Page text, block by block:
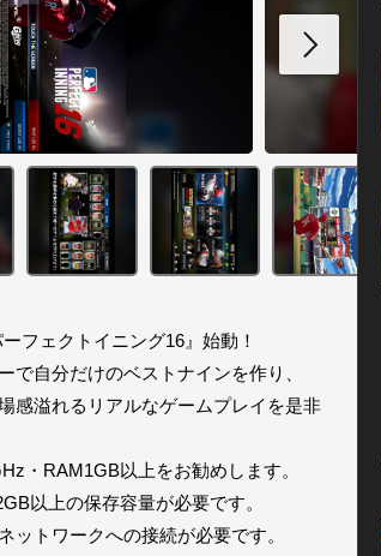
フェクトイニング16』始動！
で自分だけのベストナインを作り、
感溢れるリアルなゲームプレイを是非
・RAM1GB以上をお勧めします。
以上の保存容量が必要です。
ットワークへの接続が必要です。